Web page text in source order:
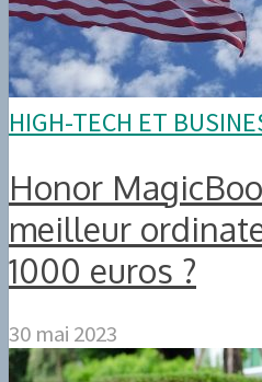
HIGH-TECH ET
Honor
meilleur
1000 euros ?
30 mai 2023